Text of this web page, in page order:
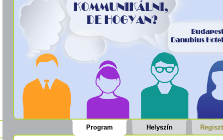
Program Helyszín